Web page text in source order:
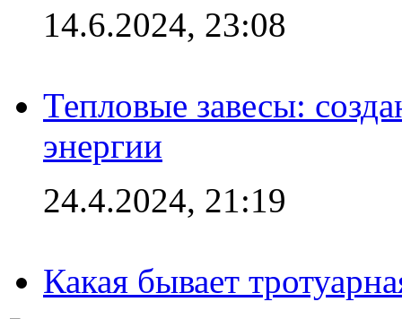
14.6.2024, 23:08
Тепловые завесы:
энергии
24.4.2024, 21:19
Какая бывает